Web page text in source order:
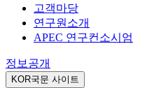
고객마당
연구원소개
APEC 연구컨소시엄
정보공개
KOR국문 사이트